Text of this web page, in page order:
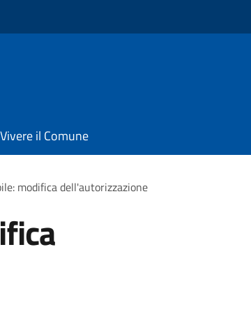
Vivere il Comune
modifica dell'autorizzazione